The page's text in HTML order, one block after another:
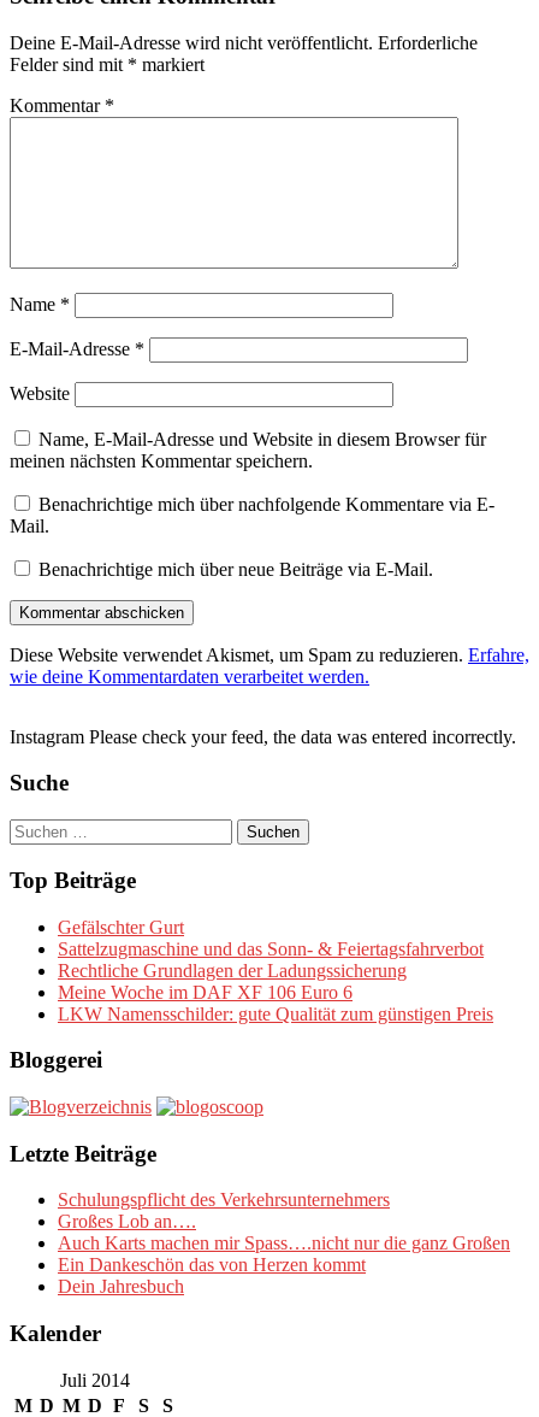
Deine E-Mail-Adresse wird nicht veröffentlicht. Erforderliche
Felder sind mit * markiert
Kommentar *
Name *
E-Mail-Adresse *
Website
Name, E-Mail-Adresse und Website in diesem Browser für
meinen nächsten Kommentar speichern.
Benachrichtige mich über nachfolgende Kommentare via E-
Mail.
Benachrichtige mich über neue Beiträge via E-Mail.
Diese Website verwendet Akismet, um Spam zu reduzieren. Erfahre,
wie deine Kommentardaten verarbeitet werden.
Instagram Please check your feed, the data was entered incorrectly.
Suche
Suchen
nach:
Top Beiträge
Gefälschter Gurt
Sattelzugmaschine und das Sonn- & Feiertagsfahrverbot
Rechtliche Grundlagen der Ladungssicherung
Meine Woche im DAF XF 106 Euro 6
LKW Namensschilder: gute Qualität zum günstigen Preis
Bloggerei
Letzte Beiträge
Schulungspflicht des Verkehrsunternehmers
Großes Lob an….
Auch Karts machen mir Spass….nicht nur die ganz Großen
Ein Dankeschön das von Herzen kommt
Dein Jahresbuch
Kalender
Juli 2014
M D M D F S
S